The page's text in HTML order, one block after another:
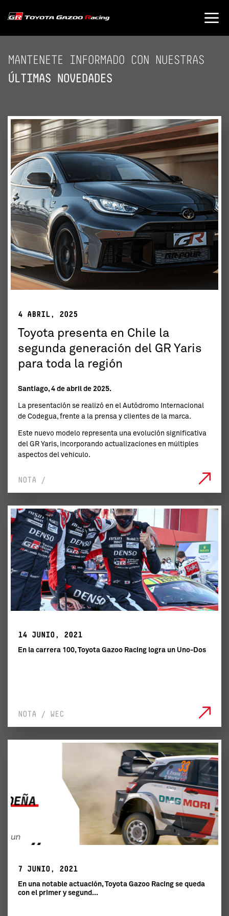
MANTENETE INFORMADO CON NUESTRAS
ÚLTIMAS NOVEDADES
4 ABRIL, 2025
Toyota presenta en Chile la
segunda generación del GR Yaris
para toda la región
Santiago, 4 de abril de 2025.
La presentación se realizó en el Autódromo Internacional
de Codegua, frente a la prensa y clientes de la marca.
Este nuevo modelo representa una evolución significativa
del GR Yaris, incorporando actualizaciones en múltiples
aspectos del vehículo.
NOTA /
14 JUNIO, 2021
En la carrera 100, Toyota Gazoo Racing logra un Uno-Dos
NOTA / WEC
7 JUNIO, 2021
En una notable actuación, Toyota Gazoo Racing se queda
con el primer y segund...